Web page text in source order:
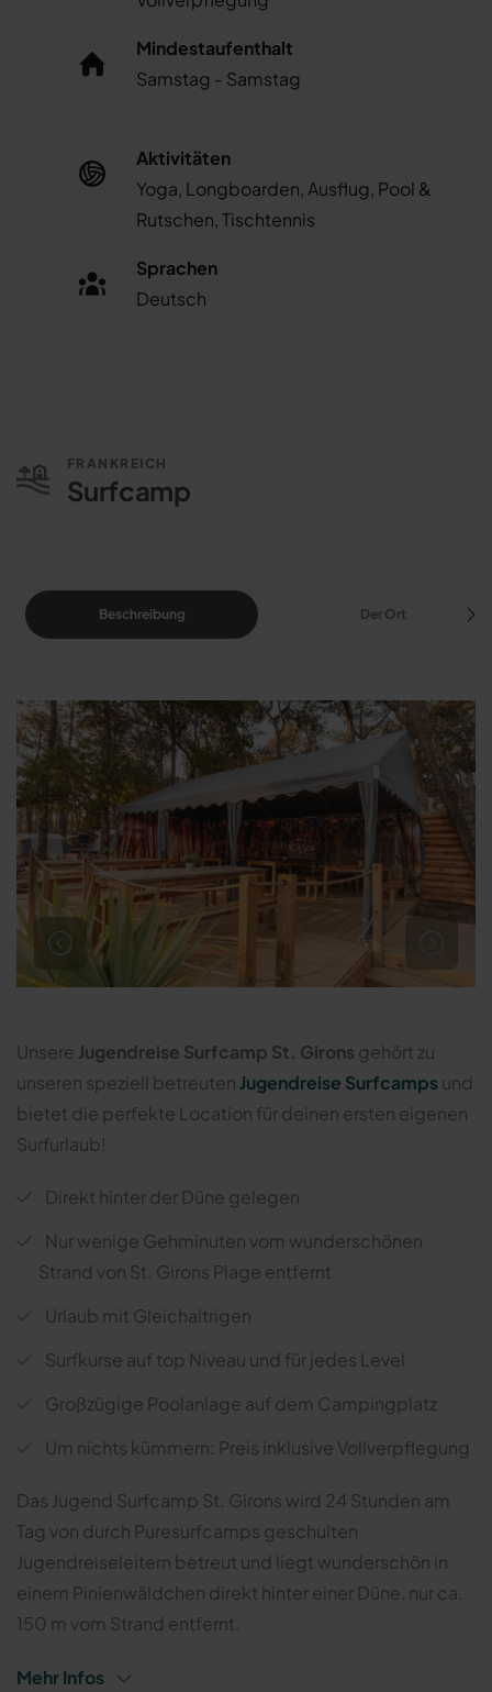
Mindestaufenthalt
Samstag - Samstag
Aktivitäten
Yoga, Longboarden, Ausflug, Pool &
Rutschen, Tischtennis
Sprachen
Deutsch
FRANKREICH
Surfcamp
Beschreibung Der Ort
Unsere Jugendreise Surfcamp St. Girons gehört zu
unseren speziell betreuten Jugendreise Surfcampsund
bietet die perfekte Location für deinen ersten eigenen
Surfurlaub!
Direkt hinter der Düne gelegen
Nur wenige Gehminuten vom wunderschönen
Strand von St. Girons Plage entfernt
Urlaub mit Gleichaltrigen
Surfkurse auf top Niveau und für jedes Level
Großzügige Poolanlage auf dem Campingplatz
Um nichts kümmern: Preis inklusive Vollverpflegung
Das Jugend Surfcamp St. Girons wird 24 Stunden am
Tag von durch Puresurfcamps geschulten
Jugendreiseleitern betreut und liegt wunderschön in
einem Pinienwäldchen direkt hinter einer Düne, nur ca.
150 m vom Strand entfernt.
Mehr Infos